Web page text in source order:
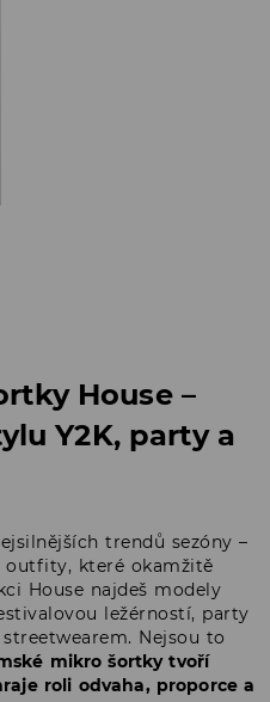
House –
Y2K, party a
trendů sezóny –
outfity, které okamžitě
House najdeš modely
ležérností, party
Nejsou to
mikro šortky tvoří
roli odvaha, proporce a